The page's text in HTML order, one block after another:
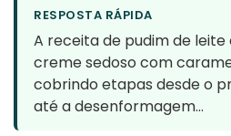
RESPOSTA RÁPIDA
A receita de pudim de
creme sedoso com
cobrindo etapas desde o
até a desenformagem…